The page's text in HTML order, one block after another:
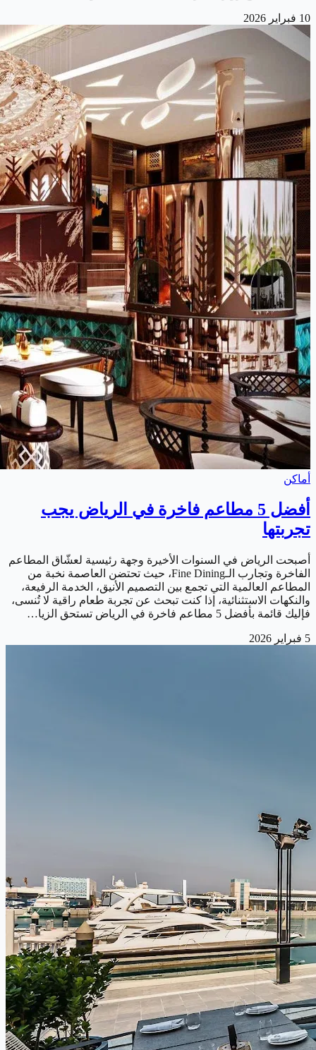
10 فبراير 2026
أماكن
أفضل 5 مطاعم فاخرة في الرياض يجب
تجربتها
أصبحت الرياض في السنوات الأخيرة وجهة رئيسية لعشّاق المطاعم
الفاخرة وتجارب الـFine Dining، حيث تحتضن العاصمة نخبة من
المطاعم العالمية التي تجمع بين التصميم الأنيق، الخدمة الرفيعة،
والنكهات الاستثنائية، إذا كنت تبحث عن تجربة طعام راقية لا تُنسى،
فإليك قائمة بأفضل 5 مطاعم فاخرة في الرياض تستحق الزيا…
5 فبراير 2026